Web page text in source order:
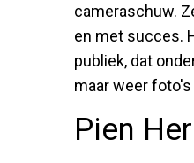
cameraschuw.
en met succes.
publiek, dat
maar weer
Pien